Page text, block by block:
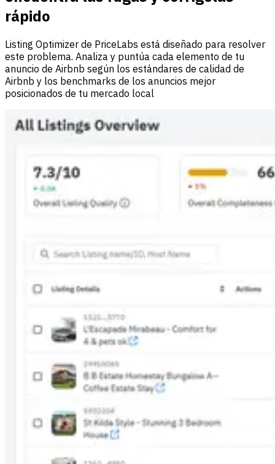
rápido
Listing Optimizer de PriceLabs está diseñado para resolver
este problema. Analiza y puntúa cada elemento de tu
anuncio de Airbnb según los estándares de calidad de
Airbnb y los benchmarks de los anuncios mejor
posicionados de tu mercado local